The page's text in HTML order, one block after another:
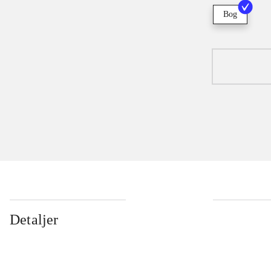
Bog
Detaljer